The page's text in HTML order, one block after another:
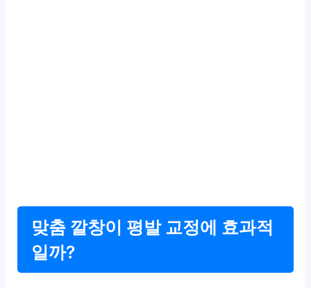
맞춤 깔창이 평발 교정에 효과적
일까?